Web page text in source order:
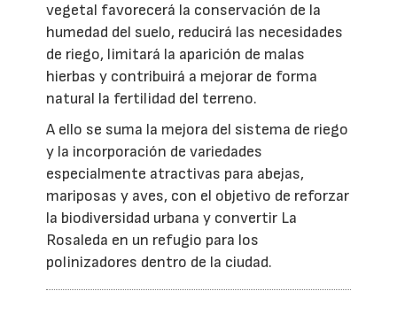
vegetal favorecerá la conservación de la
humedad del suelo, reducirá las necesidades
de riego, limitará la aparición de malas
hierbas y contribuirá a mejorar de forma
natural la fertilidad del terreno.
A ello se suma la mejora del sistema de riego
y la incorporación de variedades
especialmente atractivas para abejas,
mariposas y aves, con el objetivo de reforzar
la biodiversidad urbana y convertir La
Rosaleda en un refugio para los
polinizadores dentro de la ciudad.